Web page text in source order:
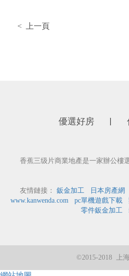
< 上一頁
優選好房
香蕉三级片商業地產是一家辦公樓選
友情鏈接： 鈑金加工 日本房產網
www.kanwenda.com
pc單機遊戲下載
零件鈑金加工
©2015-2018 上